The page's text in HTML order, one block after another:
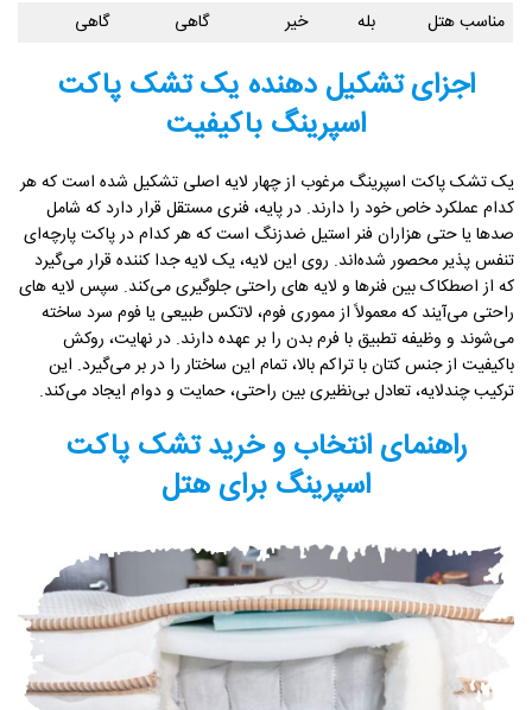
مناسب هتل
بله خیر گاهی گاهی
اجزای تشکیل دهنده یک تشک پاکت
اسپرینگ باکیفیت
یک تشک پاکت اسپرینگ مرغوب از چهار لایه اصلی تشکیل شده است که هر
کدام عملکرد خاص خود را دارند. در پایه، فنری مستقل قرار دارد که شامل
صدها یا حتی هزاران فنر استیل ضدزنگ است که هر کدام در پاکت پارچه‌ای
تنفس پذیر محصور شده‌اند. روی این لایه، یک لایه جدا کننده قرار می‌گیرد
که از اصطکاک بین فنرها و لایه های راحتی جلوگیری می‌کند. سپس لایه های
راحتی می‌آیند که معمولاً از مموری فوم، لاتکس طبیعی یا فوم سرد ساخته
می‌شوند و وظیفه تطبیق با فرم بدن را بر عهده دارند. در نهایت، روکش
باکیفیت از جنس کتان با تراکم بالا، تمام این ساختار را در بر می‌گیرد. این
ترکیب چندلایه، تعادل بی‌نظیری بین راحتی، حمایت و دوام ایجاد می‌کند.
راهنمای انتخاب و خرید تشک پاکت
اسپرینگ برای هتل